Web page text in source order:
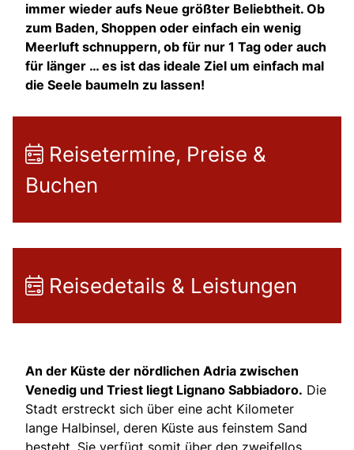
immer wieder aufs Neue größter Beliebtheit. Ob
zum Baden, Shoppen oder einfach ein wenig
Meerluft schnuppern, ob für nur 1 Tag oder auch
für länger … es ist das ideale Ziel um einfach mal
die Seele baumeln zu lassen!
Reisetermine, Preise &
Buchen
Reisedetails & Leistungen
An der Küste der nördlichen Adria zwischen
Venedig und Triest liegt Lignano Sabbiadoro. Die
Stadt erstreckt sich über eine acht Kilometer
lange Halbinsel, deren Küste aus feinstem Sand